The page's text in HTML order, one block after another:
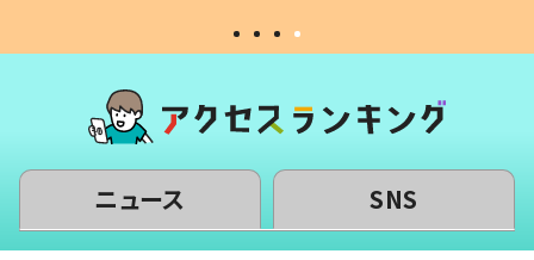
ニュース SNS